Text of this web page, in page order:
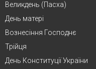
Великдень (Пасха)
День матері
Вознесіння Господнє
Трійця
День Конституції України